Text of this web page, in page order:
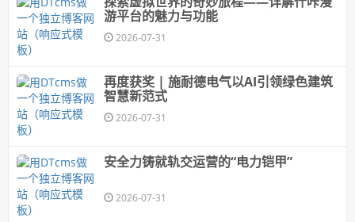
游平台的魅力与功能
2026-07-31
再度获奖 | 施耐德电气以AI引领绿色建筑
智慧新范式
2026-07-31
安全力铸就轨交运营的“电力铠甲”
2026-07-31